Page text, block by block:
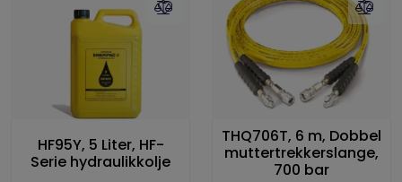
HF95Y, 5 Liter, HF-
Serie hydraulikkolje
THQ706T, 6 m, Dobbel
muttertrekkerslange,
700 bar